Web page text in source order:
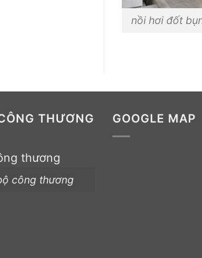
nồi hơi đốt
THƯƠNG
công thương
GOOGLE MAP